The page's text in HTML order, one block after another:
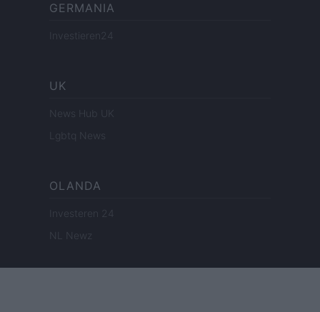
GERMANIA
Investieren24
UK
News Hub UK
Lgbtq News
OLANDA
Investeren 24
NL Newz